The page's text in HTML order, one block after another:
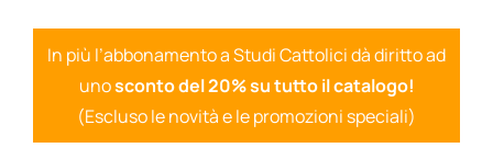
In più l’abbonamento a Studi Cattolici dà diritto ad
unosconto del 20% su tutto il catalogo!
(Escluso le novità e le promozioni speciali)